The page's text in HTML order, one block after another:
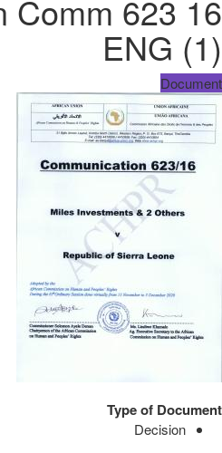
Comm 623 16
ENG (1)
Document
Type of Document
Decision